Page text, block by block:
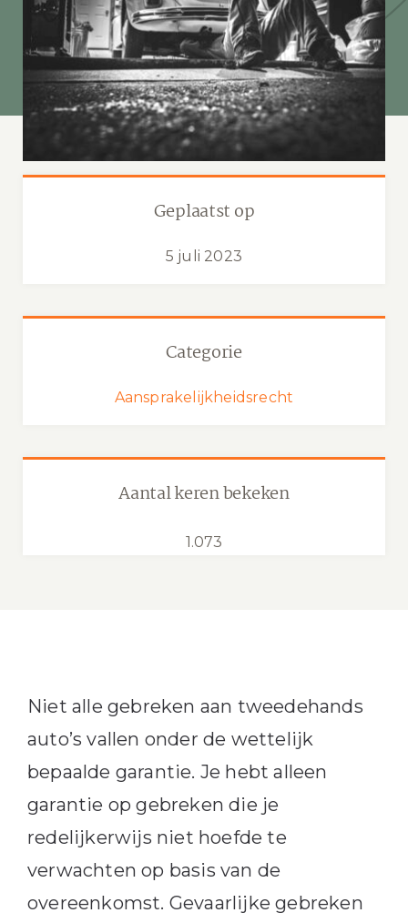
Categorie
Aansprakelijkheidsrecht
Geplaatst op
5 juli 2023
Aantal keren bekeken
1.073
Niet alle gebreken aan tweedehands
auto’s vallen onder de wettelijk
bepaalde garantie. Je hebt alleen
garantie op gebreken die je
redelijkerwijs niet hoefde te
verwachten op basis van de
overeenkomst. Gevaarlijke gebreken